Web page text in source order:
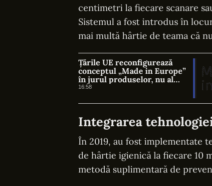
centimetri la fiecare scanare
Sistemul a fost introdus în
mai multă hârtie de teama că
Țările UE reconfigurează
conceptul „Made in Europe”
în jurul produselor, nu al
țărilor
16:58
Integrarea
În 2019, au fost implementate
de hârtie igienică la fiecare 10
metodă suplimentară de